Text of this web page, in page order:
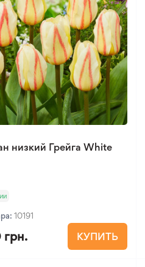
низкий Грейга White
10191
КУПИТЬ